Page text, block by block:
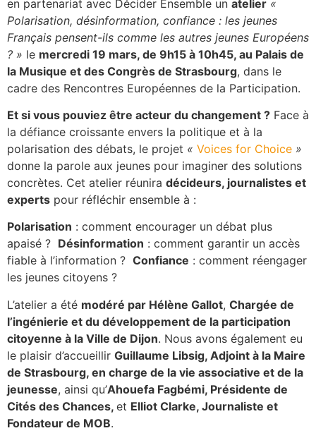
en partenariat avec Décider Ensemble un atelier «
Polarisation, désinformation, confiance : les jeunes
Français pensent-ils comme les autres jeunes Européens
? » le mercredi 19 mars, de 9h15 à 10h45, au Palais de
la Musique et des Congrès de Strasbourg, dans le
cadre des Rencontres Européennes de la Participation.
Et si vous pouviez être acteur du changement ? Face à
la défiance croissante envers la politique et à la
polarisation des débats, le projet « Voices for Choice »
donne la parole aux jeunes pour imaginer des solutions
concrètes. Cet atelier réunira décideurs, journalistes et
experts pour réfléchir ensemble à :
Polarisation : comment encourager un débat plus
apaisé ? Désinformation : comment garantir un accès
fiable à l’information ? Confiance : comment réengager
les jeunes citoyens ?
L’atelier a été modéré par Hélène Gallot, Chargée de
l’ingénierie et du développement de la participation
citoyenne à la Ville de Dijon. Nous avons également eu
le plaisir d’accueillir Guillaume Libsig, Adjoint à la Maire
de Strasbourg, en charge de la vie associative et de la
jeunesse, ainsi qu’Ahouefa Fagbémi, Présidente de
Cités des Chances, et Elliot Clarke, Journaliste et
Fondateur de MOB.